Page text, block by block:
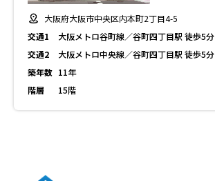
大阪府大阪市中央区内本町2丁目4-5
交通1
大阪メトロ谷町線／谷町四丁目駅 徒歩5分
交通2
大阪メトロ中央線／谷町四丁目駅 徒歩5分
築年数 11年
階層
15階